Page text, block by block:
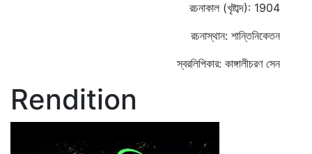
রচনাকাল (খৃষ্টাব্দ): 1904
রচনাস্থান: শান্তিনিকেতন
স্বরলিপিকার: কাঙ্গালীচরণ সেন
Rendition